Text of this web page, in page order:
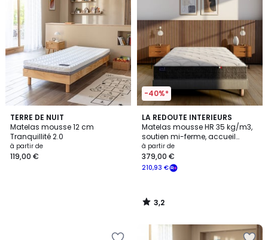
TERRE DE NUIT
Matelas mousse 12 cm
Tranquillité 2.0
à partir de
119,00 €
-40%*
LA REDOUTE INTERIEURS
Matelas mousse HR 35 kg/m3,
soutien mi-ferme, accueil
moelleux
à partir de
210,93 €
379,00 €
3,2
/ 5
3,2
/